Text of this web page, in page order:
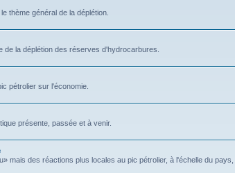
thème général de la déplétion.
de la déplétion des réserves d'hydrocarbures.
pétrolier sur l'économie.
présente, passée et à venir.
mais des réactions plus locales au pic pétrolier, à l'échelle du